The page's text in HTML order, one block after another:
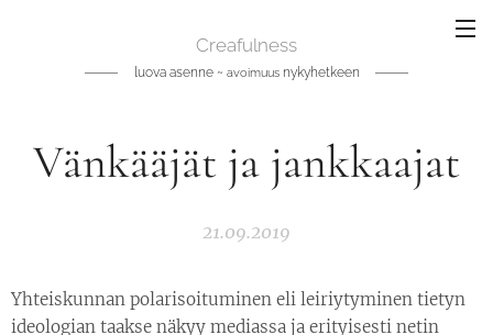
Creafulness
luova asenne ~ avoimuusnykyhetkeen
Vänkääjät ja jankkaajat
21.09.2019
Yhteiskunnan polarisoituminen eli leiriytyminen tietyn
ideologian taakse näkyy mediassa ja erityisesti netin